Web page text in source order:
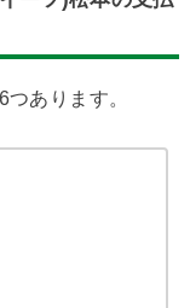
あります。